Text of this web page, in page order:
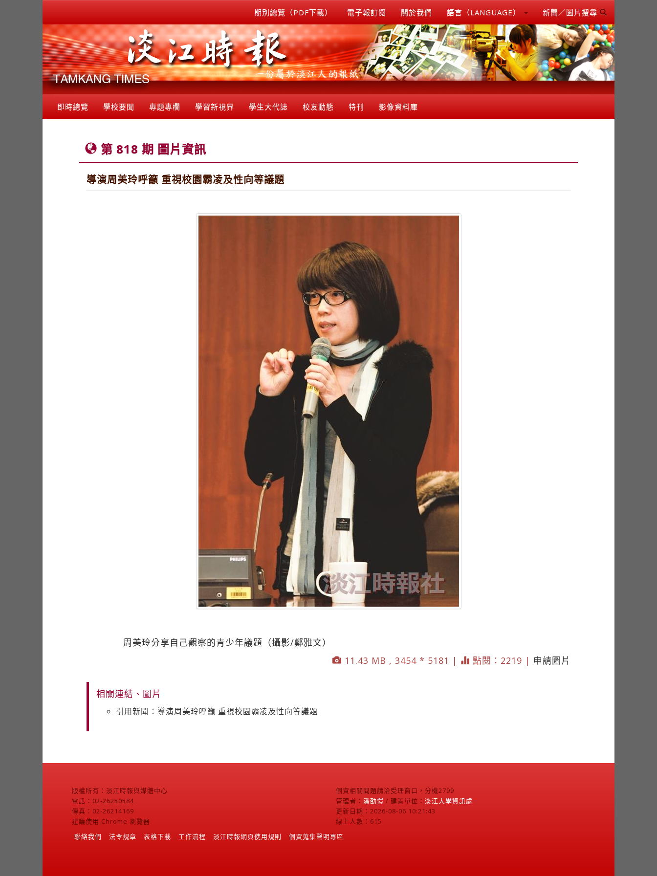
期別總覽（PDF下載） 電子報訂閱 關於我們 語言（LANGUAGE） 新聞／圖片搜尋
即時總覽 學校要聞 專題專欄 學習新視界 學生大代誌 校友動態 特刊 影像資料庫
第 818 期 圖片資訊
導演周美玲呼籲 重視校園霸凌及性向等議題
周美玲分享自己觀察的青少年議題（攝影/鄭雅文）
11.43 MB , 3454 * 5181 |
點閱：2219 | 申請圖片
相關連結、圖片
引用新聞：導演周美玲呼籲 重視校園霸凌及性向等議題
版權所有：淡江時報與媒體中心
電話：02-26250584
傳真：02-26214169
建議使用 Chrome 瀏覽器
個資相關問題請洽受理窗口，分機2799
管理者： 潘劭愷 / 建置單位： 淡江大學資訊處
更新日期：2026-08-06 10:21:43
線上人數：615
聯絡我們
法令規章 表格下載 工作流程 淡江時報網頁使用規則 個資蒐集聲明專區